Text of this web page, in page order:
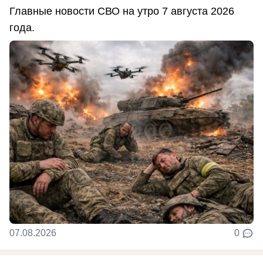
Главные новости СВО на утро 7 августа 2026
года.
07.08.2026 0